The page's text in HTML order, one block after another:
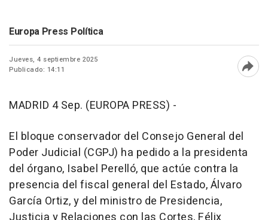
Europa Press Política
Jueves, 4 septiembre 2025
Publicado: 14:11
MADRID 4 Sep. (EUROPA PRESS) -
El bloque conservador del Consejo General del
Poder Judicial (CGPJ) ha pedido a la presidenta
del órgano, Isabel Perelló, que actúe contra la
presencia del fiscal general del Estado, Álvaro
García Ortiz, y del ministro de Presidencia,